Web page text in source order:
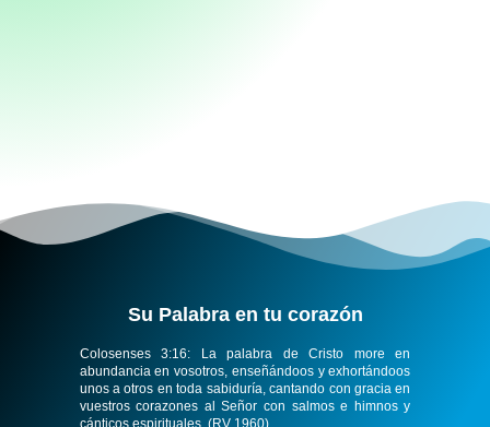
Su Palabra en tu corazón​
Colosenses 3:16:
La palabra de Cristo more en
abundancia en vosotros, enseñándoos y exhortándoos
unos a otros en toda sabiduría, cantando con gracia en
vuestros corazones al Señor con salmos e himnos y